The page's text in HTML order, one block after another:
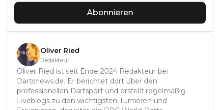
Abonnieren
Oliver Ried
Redakteur
Oliver Ried ist seit Ende 2024 Redakteur bei
Dartsnews.de. Er berichtet dort über den
professionellen Dartsport und erstellt regelmäßig
Liveblogs zu den wichtigsten Turnieren und